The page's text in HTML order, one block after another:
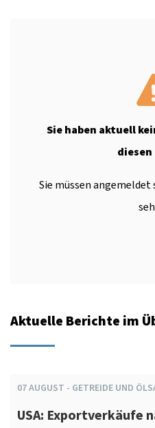
Sie haben aktuell
Sie müssen
Aktuelle Berichte im
07AUGUST - GETREIDE UND
USA: Exportverkäufe